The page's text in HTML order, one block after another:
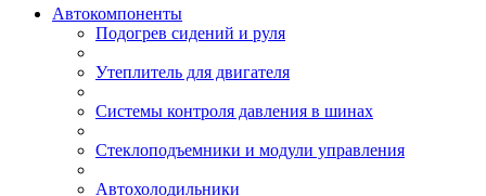
Автокомпоненты
Подогрев сидений и руля
Утеплитель для двигателя
Системы контроля давления в шинах
Стеклоподъемники и модули управления
Автохолодильники